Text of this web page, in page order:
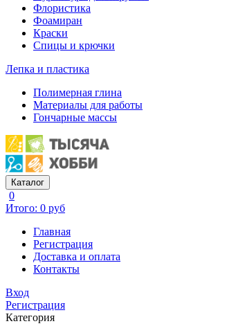
Флористика
Фоамиран
Краски
Спицы и крючки
Лепка и пластика
Полимерная глина
Материалы для работы
Гончарные массы
Каталог
0
Итого: 0 руб
Главная
Регистрация
Доставка и оплата
Контакты
Вход
Регистрация
Категория